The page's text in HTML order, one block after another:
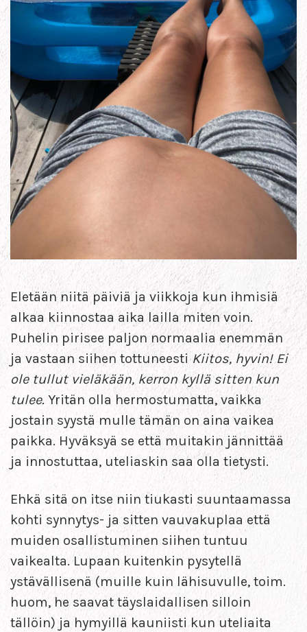
Eletään niitä päiviä ja viikkoja kun ihmisiä
alkaa kiinnostaa aika lailla miten voin.
Puhelin pirisee paljon normaalia enemmän
ja vastaan siihen tottuneestiKiitos, hyvin! Ei
ole tullut vieläkään, kerron kyllä sitten kun
tulee. Yritän olla hermostumatta, vaikka
jostain syystä mulle tämän on aina vaikea
paikka. Hyväksyä se että muitakin jännittää
ja innostuttaa, uteliaskin saa olla tietysti.
Ehkä sitä on itse niin tiukasti suuntaamassa
kohti synnytys- ja sitten vauvakuplaa että
muiden osallistuminen siihen tuntuu
vaikealta. Lupaan kuitenkin pysytellä
ystävällisenä (muille kuin lähisuvulle, toim.
huom, he saavat täyslaidallisen silloin
tällöin) ja hymyillä kauniisti kun uteliaita